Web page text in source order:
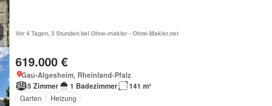
Vor 4 Tagen, 3 Stunden bei Ohne-makler - Ohne-Makler.net
619.000 €
Gau-Algesheim, Rheinland-Pfalz
5 Zimmer
1 Badezimmer
141 m²
Garten
Heizung